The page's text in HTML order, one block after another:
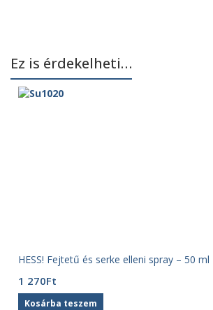
Ez is érdekelheti…
HESS! Fejtetű és serke elleni spray – 50 ml
1 270Ft
Kosárba teszem